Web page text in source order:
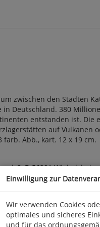
zwischen den Städten
Deutschland. 380
entstanden ist.
auf
farb. Abb., kart. 12 x 19 cm.
3, D 56291
Einwilligung zur
Wir verwenden Cookies
optimales und sicheres
und für das